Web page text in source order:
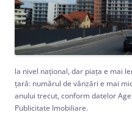
la nivel naţional, dar piaţa e mai
ţară: numărul de vânzări e mai
anului trecut, conform datelor
Publicitate Imobiliare.